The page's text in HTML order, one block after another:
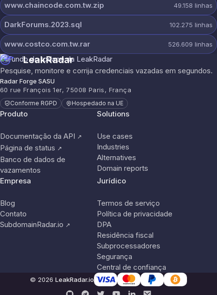
www.chaincode.com.tw.zip 49.158 linhas
DarkForums.2023.sql 102.275 linhas
www.costco.com.tw.rar 526.609 linhas
LeakRadar
Pesquise, monitore e corrija credenciais vazadas em segundos.
Radar Forge SASU
60 rue François 1er, 75008 Paris, França
Conforme RGPD Hospedado na UE
Produto
Documentação da API ↗
Página de status ↗
Banco de dados de
vazamentos
Solutions
Use cases
Industries
Alternatives
Domain reports
Empresa
Blog
Contato
SubdomainRadar.io ↗
Jurídico
Termos de serviço
Política de privacidade
DPA
Residência fiscal
Subprocessadores
Segurança
Central de confiança
© 2026 LeakRadar.io